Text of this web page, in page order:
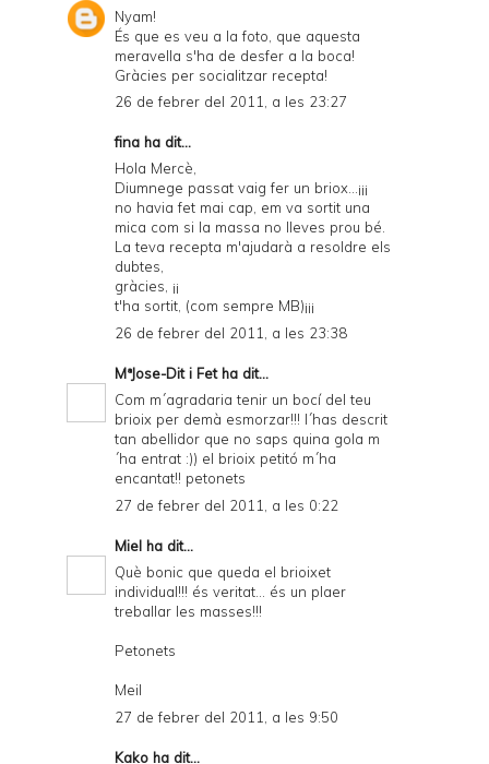
Nyam!
És que es veu a la foto, que aquesta
meravella s'ha de desfer a la boca!
Gràcies per socialitzar recepta!
26 de febrer del 2011, a les 23:27
fina ha dit...
Hola Mercè,
Diumnege passat vaig fer un briox...¡¡¡
no havia fet mai cap, em va sortit una
mica com si la massa no lleves prou bé.
La teva recepta m'ajudarà a resoldre els
dubtes,
gràcies, ¡¡
t'ha sortit, (com sempre MB)¡¡¡
26 de febrer del 2011, a les 23:38
MªJose-Dit i Fetha dit...
Com m´agradaria tenir un bocí del teu
brioix per demà esmorzar!!! l´has descrit
tan abellidor que no saps quina gola m
´ha entrat :)) el brioix petitó m´ha
encantat!! petonets
27 de febrer del 2011, a les 0:22
Miel ha dit...
Què bonic que queda el brioixet
individual!!! és veritat... és un plaer
treballar les masses!!!
Petonets
Meil
27 de febrer del 2011, a les 9:50
Kako ha dit...